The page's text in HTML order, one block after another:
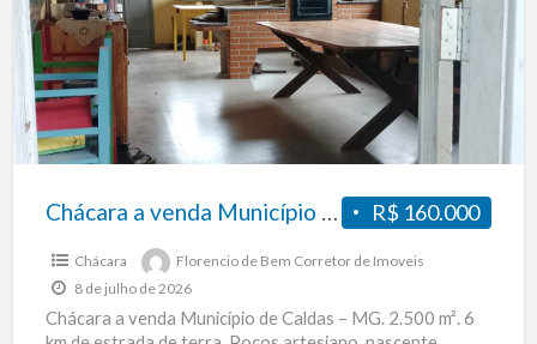
Município
de
Caldas
MG.
R$160.000,00.
R$ 160.000
Chácara a venda Município de Caldas – MG. R$160.000,00.
Chácara
Florencio de Bem Corretor de Imoveis
8 de julho de 2026
Chácara a venda Município de Caldas – MG. 2.500 m². 6